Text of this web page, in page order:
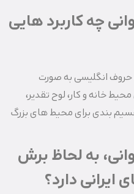
چه کاربرد هایی
حروف انگلیسی به صورت
خانه و کار، لوح تقدیر،
بندی برای محیط های بزرگ
به لحاظ برش
ایرانی دارد؟